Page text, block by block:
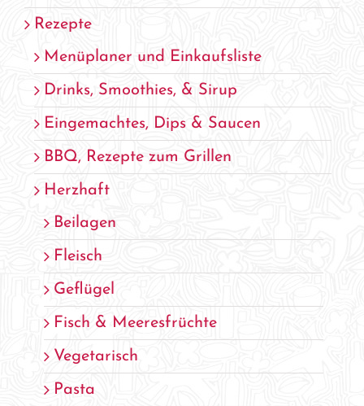
Rezepte
Menüplaner und Einkaufsliste
Drinks, Smoothies, & Sirup
Eingemachtes, Dips & Saucen
BBQ, Rezepte zum Grillen
Herzhaft
Beilagen
Fleisch
Geflügel
Fisch & Meeresfrüchte
Vegetarisch
Pasta